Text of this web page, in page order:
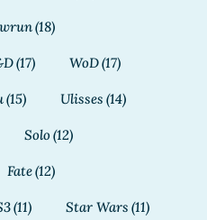
(18)
(17) WoD(17)
(15) Ulisses (14)
Solo(12)
Fate(12)
(11) Star Wars (11)